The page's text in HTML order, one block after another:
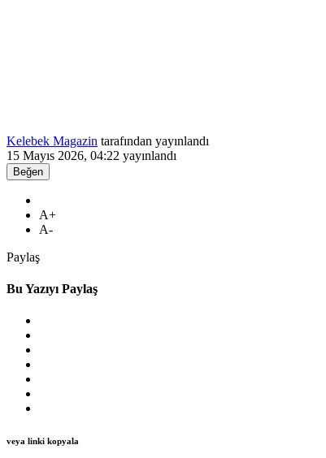
Kelebek Magazin tarafından yayınlandı
15 Mayıs 2026, 04:22 yayınlandı
Beğen
A+
A-
Paylaş
Bu Yazıyı Paylaş
veya linki kopyala